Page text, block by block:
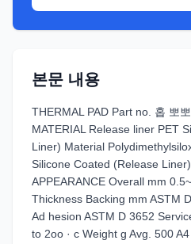
본문 내용
THERMAL PAD Part no. 홉 뽀
MATERIAL Release liner PET
Liner) Material
Silicone Coated (Release
APPEARANCE Overall mm
Thickness Backing mm ASTM
Ad hesion ASTM D 3652
to 2oo · c Weight g Avg. 500